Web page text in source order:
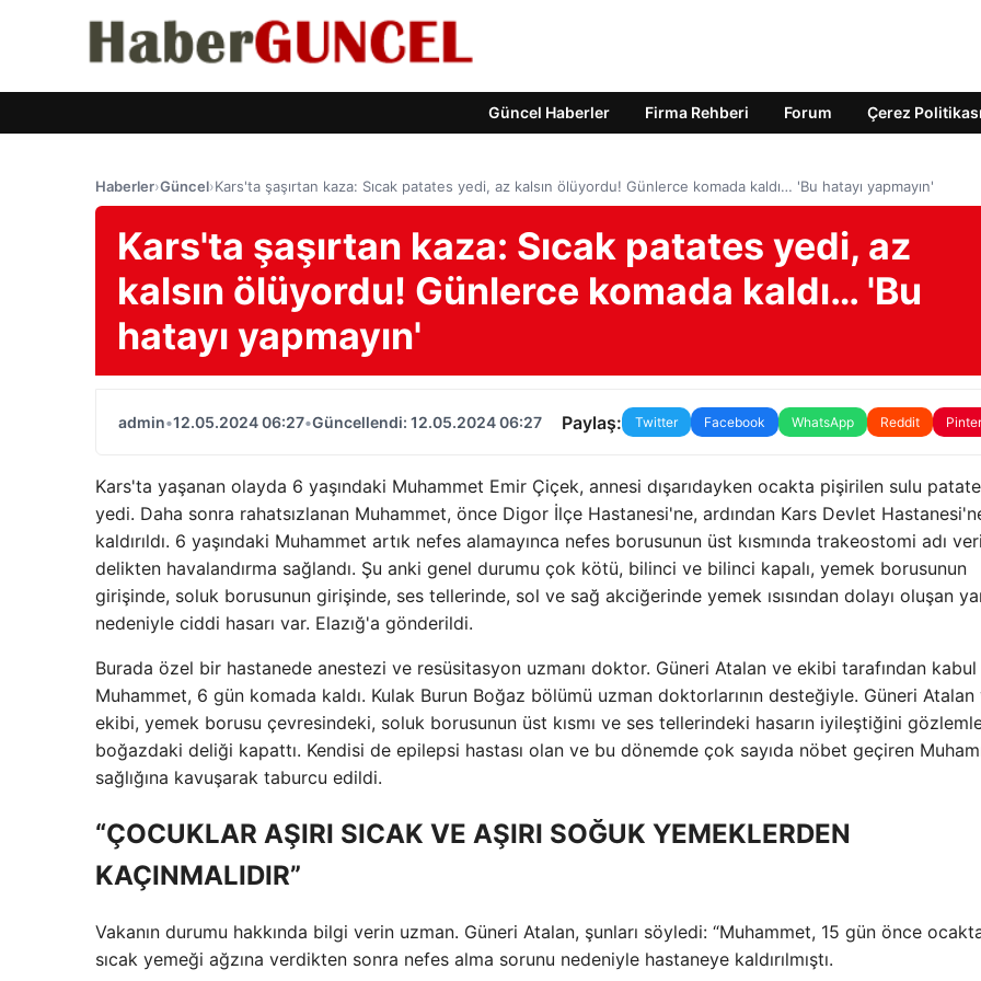
Güncel Haberler Firma Rehberi Forum Çerez Politikası
Haberler›Güncel›Kars'ta şaşırtan kaza: Sıcak patates yedi, az kalsın ölüyordu! Günlerce komada kaldı… 'Bu hatayı yapmayın'
Kars'ta şaşırtan kaza: Sıcak patates yedi, az
kalsın ölüyordu! Günlerce komada kaldı… 'Bu
hatayı yapmayın'
admin•12.05.2024 06:27•Güncellendi: 12.05.2024 06:27 Paylaş: Twitter Facebook WhatsApp Reddit
Kars'ta yaşanan olayda 6 yaşındaki Muhammet Emir Çiçek, annesi dışarıdayken ocakta pişirilen sulu
yedi. Daha sonra rahatsızlanan Muhammet, önce Digor İlçe Hastanesi'ne, ardından Kars Devlet
kaldırıldı. 6 yaşındaki Muhammet artık nefes alamayınca nefes borusunun üst kısmında trakeostomi adı
delikten havalandırma sağlandı. Şu anki genel durumu çok kötü, bilinci ve bilinci kapalı, yemek borusunun
girişinde, soluk borusunun girişinde, ses tellerinde, sol ve sağ akciğerinde yemek ısısından dolayı oluşan
nedeniyle ciddi hasarı var. Elazığ'a gönderildi.
Burada özel bir hastanede anestezi ve resüsitasyon uzmanı doktor. Güneri Atalan ve ekibi tarafından
Muhammet, 6 gün komada kaldı. Kulak Burun Boğaz bölümü uzman doktorlarının desteğiyle. Güneri Atalan
ekibi, yemek borusu çevresindeki, soluk borusunun üst kısmı ve ses tellerindeki hasarın iyileştiğini
boğazdaki deliği kapattı. Kendisi de epilepsi hastası olan ve bu dönemde çok sayıda nöbet geçiren
sağlığına kavuşarak taburcu edildi.
“ÇOCUKLAR AŞIRI SICAK VE AŞIRI SOĞUK YEMEKLERDEN
KAÇINMALIDIR”
Vakanın durumu hakkında bilgi verin uzman. Güneri Atalan, şunları söyledi: “Muhammet, 15 gün önce
sıcak yemeği ağzına verdikten sonra nefes alma sorunu nedeniyle hastaneye kaldırılmıştı.